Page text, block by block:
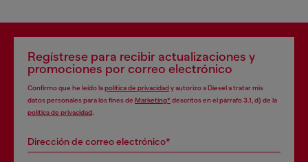
Regístrese para recibir actualizaciones y
promociones por correo electrónico
Confirmo que he leído lapolítica de privacidady autorizo a Diesel a tratar mis
datos personales para los fines de Marketing*descritos en el párrafo 3.1, d) de la
política de privacidad
Dirección de correo electrónico*